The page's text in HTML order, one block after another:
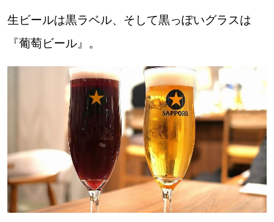
生ビールは黒ラベル、そして黒っぽいグラスは
『葡萄ビール』。